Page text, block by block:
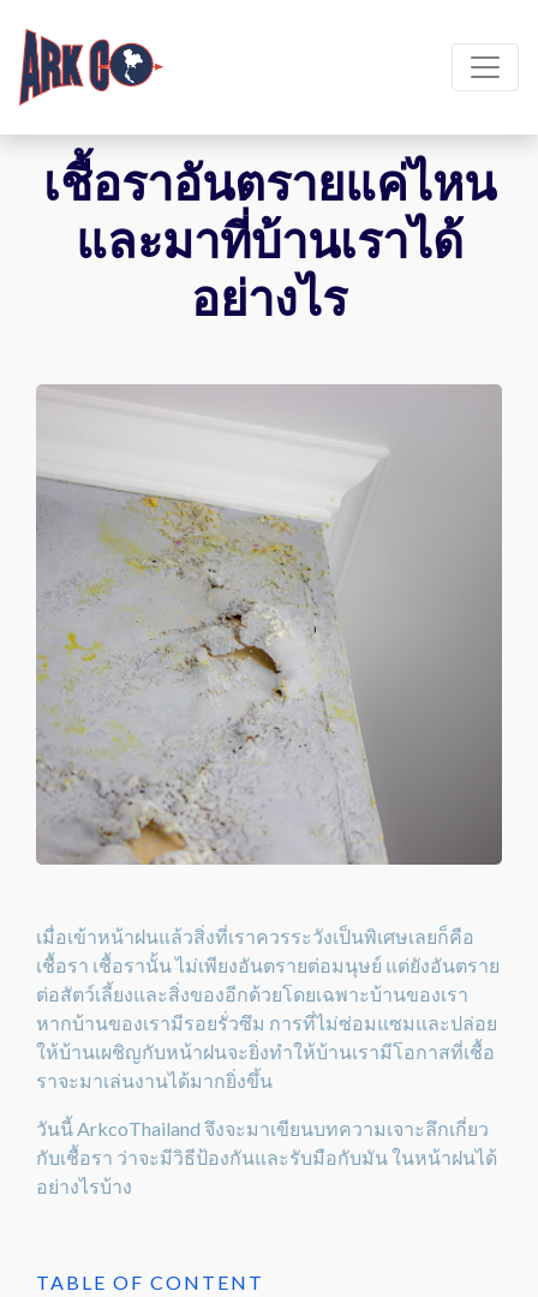
เชื้อราอันตรายแค่ไหน
และมาที่บ้านเราได้
อย่างไร
เมื่อเข้าหน้าฝนแล้วสิ่งที่เราควรระวังเป็นพิเศษเลยก็คือ
เชื้อรา เชื้อรานั้น ไม่เพียงอันตรายต่อมนุษย์ แต่ยังอันตราย
ต่อสัตว์เลี้ยงและสิ่งของอีกด้วยโดยเฉพาะบ้านของเรา
หากบ้านของเรามีรอยรั่วซึม การที่ไม่ซ่อมแซมและปล่อย
ให้บ้านเผชิญกับหน้าฝนจะยิ่งทำให้บ้านเรามีโอกาสที่เชื้อ
ราจะมาเล่นงานได้มากยิ่งขึ้น
วันนี้ ArkcoThailand จึงจะมาเขียนบทความเจาะลึกเกี่ยว
กับเชื้อรา ว่าจะมีวิธีป้องกันและรับมือกับมัน ในหน้าฝนได้
อย่างไรบ้าง
TABLE OF CONTENT